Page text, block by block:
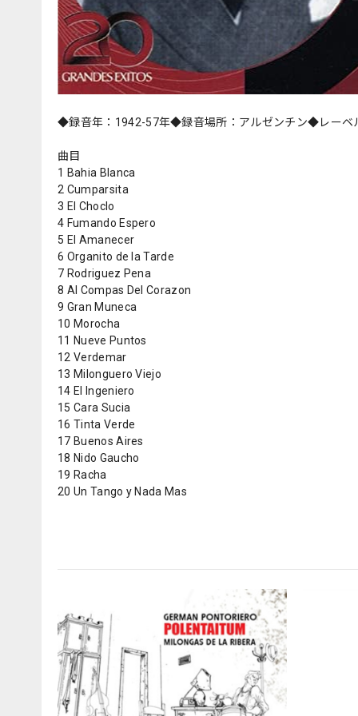
◆録音年：1942-57年◆録音場所：アルゼンチン◆レーベ
曲目
1 Bahia Blanca
2 Cumparsita
3 El Choclo
4 Fumando Espero
5 El Amanecer
6 Organito de la Tarde
7 Rodriguez Pena
8 Al Compas Del Corazon
9 Gran Muneca
10 Morocha
11 Nueve Puntos
12 Verdemar
13 Milonguero Viejo
14 El Ingeniero
15 Cara Sucia
16 Tinta Verde
17 Buenos Aires
18 Nido Gaucho
19 Racha
20 Un Tango y Nada Mas